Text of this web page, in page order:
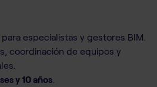
especialistas y gestores BIM.
coordinación de equipos y
y 10 años